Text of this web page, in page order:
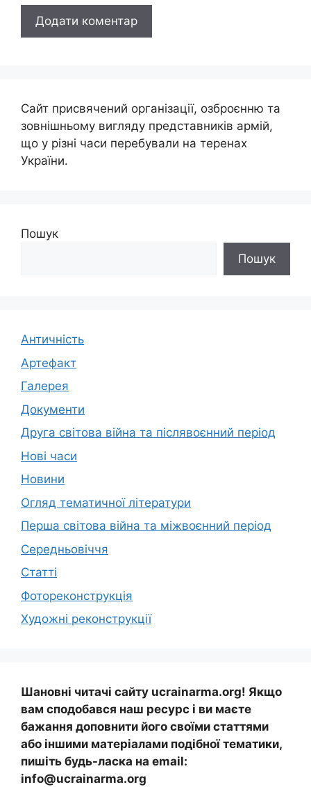
Сайт присвячений організації, озброєнню та
зовнішньому вигляду представників армій,
що у різні часи перебували на теренах
України.
Пошук
Пошук
Античність
Артефакт
Галерея
Документи
Друга світова війна та післявоєнний період
Нові часи
Новини
Огляд тематичної літератури
Перша світова війна та міжвоєнний період
Середньовіччя
Статті
Фотореконструкція
Художні реконструкції
Шановні читачі сайту ucrainarma.org! Якщо
вам сподобався наш ресурс і ви маєте
бажання доповнити його своїми статтями
або іншими матеріалами подібної тематики,
пишіть будь-ласка на email:
info@ucrainarma.org